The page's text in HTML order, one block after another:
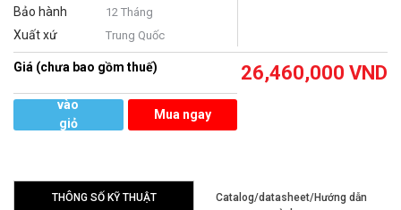
Bảo hành 12 Tháng
Xuất xứ Trung Quốc
Giá (chưa bao gồm thuế) 26,460,000 VND
vào
giỏ
Mua ngay
THÔNG SỐ KỸ THUẬT
Catalog/datasheet/Hướng dẫn